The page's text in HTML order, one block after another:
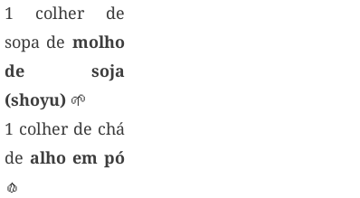
1 colher de
sopa demolho
de soja
(shoyu)🌱
1 colher de chá
de alho em pó
🧄